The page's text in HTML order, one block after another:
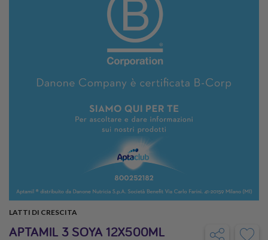
LATTI DI CRESCITA
APTAMIL 3 SOYA 12X500ML